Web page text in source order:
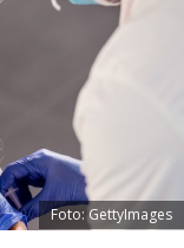
Foto: GettyImages